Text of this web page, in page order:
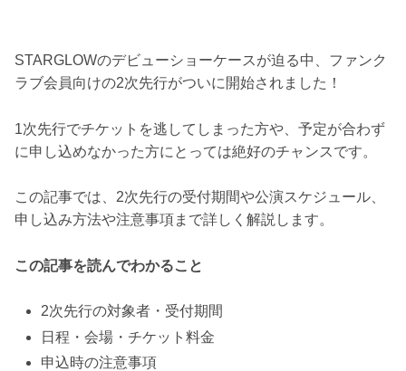
STARGLOWのデビューショーケースが迫る中、ファンク
ラブ会員向けの2次先行がついに開始されました！
1次先行でチケットを逃してしまった方や、予定が合わず
に申し込めなかった方にとっては絶好のチャンスです。
この記事では、2次先行の受付期間や公演スケジュール、
申し込み方法や注意事項まで詳しく解説します。
この記事を読んでわかること
2次先行の対象者・受付期間
日程・会場・チケット料金
申込時の注意事項